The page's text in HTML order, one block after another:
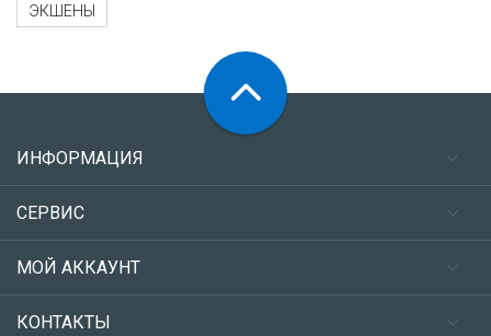
ЭКШЕНЫ
ИНФОРМАЦИЯ
СЕРВИС
МОЙ АККАУНТ
КОНТАКТЫ